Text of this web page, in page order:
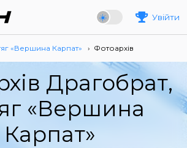
Увійти
«Вершина Карпат» › Фотоархів
Драгобрат,
«Вершина
Карпат»